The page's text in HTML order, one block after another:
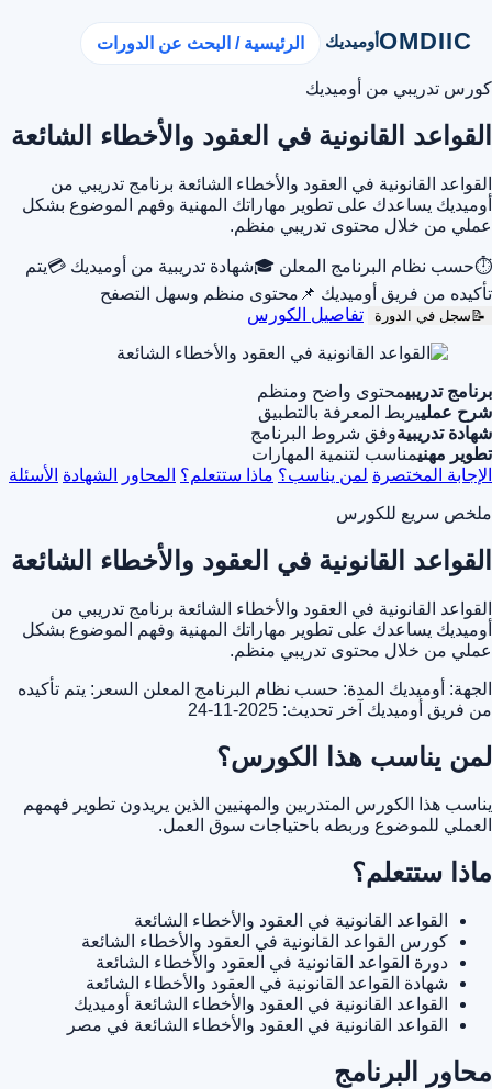
OMDIICأوميديك الرئيسية / البحث عن الدورات
كورس تدريبي من أوميديك
القواعد القانونية في العقود والأخطاء الشائعة
القواعد القانونية في العقود والأخطاء الشائعة برنامج تدريبي من
أوميديك يساعدك على تطوير مهاراتك المهنية وفهم الموضوع بشكل
عملي من خلال محتوى تدريبي منظم.
⏱حسب نظام البرنامج المعلن 🎓شهادة تدريبية من أوميديك 💳يتم
تأكيده من فريق أوميديك 📌 محتوى منظم وسهل التصفح
📝 سجل في الدورة تفاصيل الكورس
برنامج تدريبيمحتوى واضح ومنظم
شرح عملييربط المعرفة بالتطبيق
شهادة تدريبيةوفق شروط البرنامج
تطوير مهنيمناسب لتنمية المهارات
الإجابة المختصرة لمن يناسب؟ ماذا ستتعلم؟ المحاور الشهادة الأسئلة
ملخص سريع للكورس
القواعد القانونية في العقود والأخطاء الشائعة
القواعد القانونية في العقود والأخطاء الشائعة برنامج تدريبي من
أوميديك يساعدك على تطوير مهاراتك المهنية وفهم الموضوع بشكل
عملي من خلال محتوى تدريبي منظم.
الجهة: أوميديك المدة: حسب نظام البرنامج المعلن السعر: يتم تأكيده
من فريق أوميديك آخر تحديث: 2025-11-24
لمن يناسب هذا الكورس؟
يناسب هذا الكورس المتدربين والمهنيين الذين يريدون تطوير فهمهم
العملي للموضوع وربطه باحتياجات سوق العمل.
ماذا ستتعلم؟
القواعد القانونية في العقود والأخطاء الشائعة
كورس القواعد القانونية في العقود والأخطاء الشائعة
دورة القواعد القانونية في العقود والأخطاء الشائعة
شهادة القواعد القانونية في العقود والأخطاء الشائعة
القواعد القانونية في العقود والأخطاء الشائعة أوميديك
القواعد القانونية في العقود والأخطاء الشائعة في مصر
محاور البرنامج